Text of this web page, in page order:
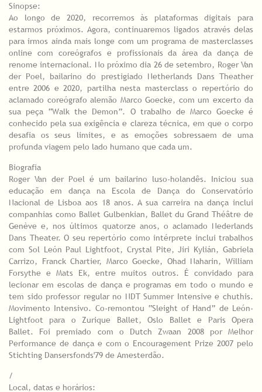
Sinopse:
Ao longo de 2020, recorremos às plataformas digitais para
estarmos próximos. Agora, continuaremos ligados através delas
para irmos ainda mais longe com um programa de masterclasses
online com coreógrafos e profissionais da área da dança de
renome internacional. No próximo dia 26 de setembro, Roger Van
der Poel, bailarino do prestigiado Netherlands Dans Theather
entre 2006 e 2020, partilha nesta masterclass o repertório do
aclamado coreógrafo alemão Marco Goecke, com um excerto da
sua peça “Walk the Demon”. O trabalho de Marco Goecke é
conhecido pela sua exigência e clareza técnica, em que o corpo
desafia os seus limites, e as emoções sobressaem de uma
profunda viagem pelo lado humano que cada um.
Biografia
Roger Van der Poel é um bailarino luso-holandês. Iniciou sua
educação em dança na Escola de Dança do Conservatório
Nacional de Lisboa aos 18 anos. A sua carreira na dança inclui
companhias como Ballet Gulbenkian, Ballet du Grand Théâtre de
Genève e, nos últimos quatorze anos, o aclamado Nederlands
Dans Theater. ​​​​​O seu repertório como intérprete inclui trabalhos
com Sol León Paul Lightfoot, Crystal Pite, Jiri Kylián, Gabriela
Carrizo, Franck Chartier, Marco Goecke, Ohad Naharin, William
Forsythe e Mats Ek, entre muitos outros. É convidado para
lecionar em escolas de dança e programas em todo o mundo e
tem sido professor regular no NDT Summer Intensive e chuthis.
Movimento Intensivo. Co-remontou “Sleight of Hand” de León-
Lightfoot para o Zurique Ballet, Oslo Ballet e Paris Opera
Ballet. Foi premiado com o Dutch Zwaan 2008 por Melhor
Performance de dança e com o Encouragement Prize 2007 pelo
Stichting Dansersfonds'79 de Amesterdão.
/
Local, datas e horários: